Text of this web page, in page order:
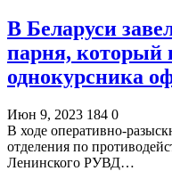
В Беларуси
парня, который
однокурсника
Июн 9, 2023 184 0
В ходе оперативно-
отделения по
Ленинского РУВД…